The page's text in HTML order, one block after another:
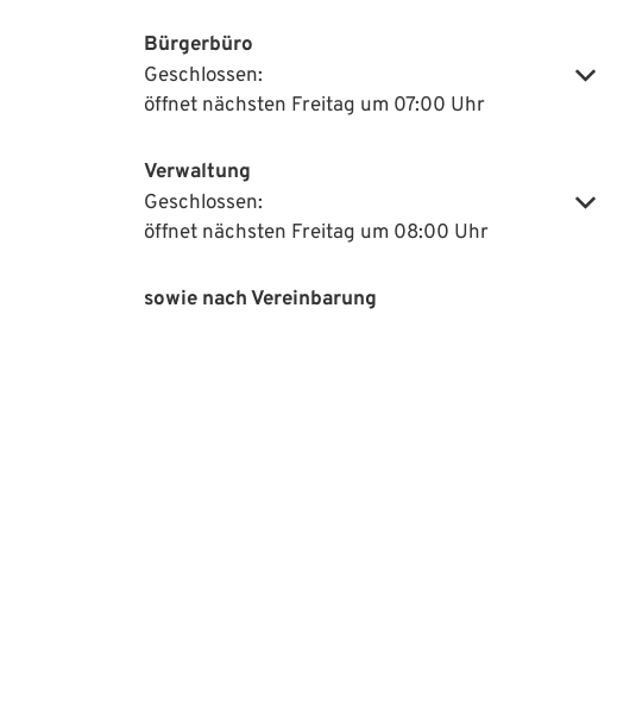
Bürgerbüro
Klicken, um weitere Öffnungs- oder Schließzeiten auszublenden
Geschlossen:
öffnet nächsten Freitag um 07:00 Uhr
Verwaltung
Klicken, um weitere Öffnungs- oder Schließzeiten auszublenden
Geschlossen:
öffnet nächsten Freitag um 08:00 Uhr
sowie nach Vereinbarung